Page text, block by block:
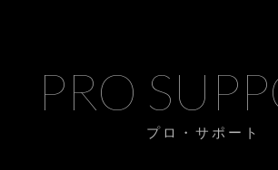
PRO
プロ・サポート